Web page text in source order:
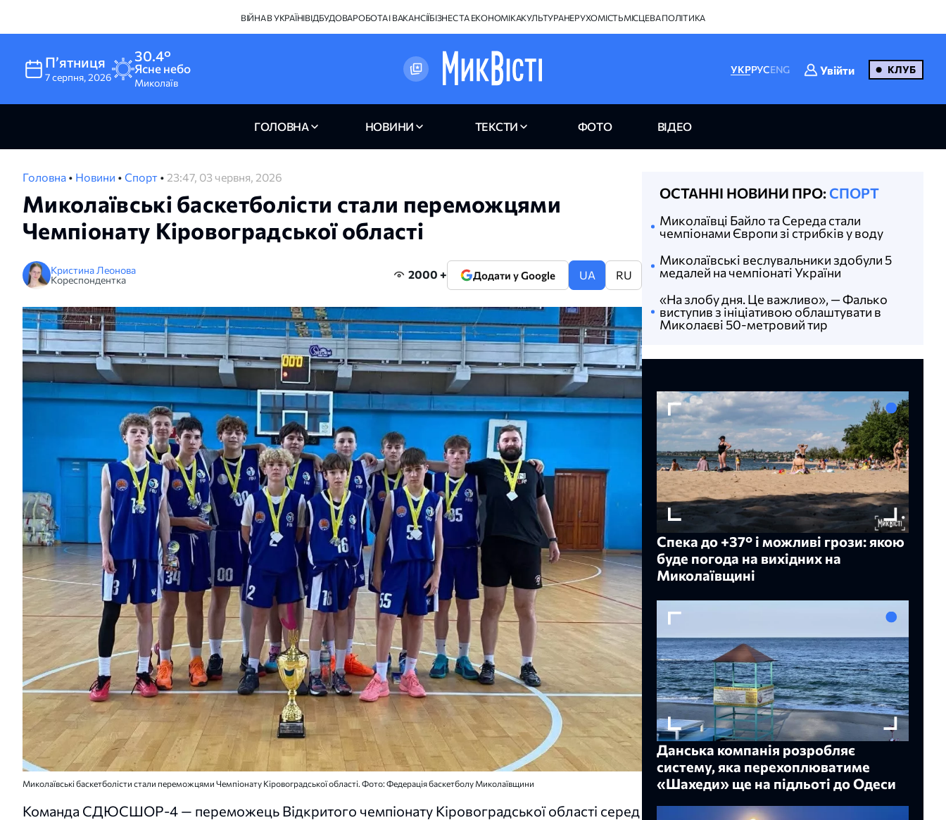
ВІЙНА В УКРАЇНІВІДБУДОВАРОБОТА І ВАКАНСІЇБІЗНЕС ТА ЕКОНОМІКАКУЛЬТУРАНЕРУХОМІСТЬМІСЦЕВА ПОЛІТИКА
Пʼятниця
7серпня,2026
30.4°
Ясне небо
Миколаїв
УКРРУСENG Увійти КЛУБ
ГОЛОВНА НОВИНИ ТЕКСТИ ФОТО ВІДЕО
Головна • Новини • Спорт • 23:47, 03 червня, 2026
Миколаївські баскетболісти стали переможцями
Чемпіонату Кіровоградської області
Кристина Леонова
Кореспондентка
2000 + Додати у Google UA RU
Миколаївські баскетболісти стали переможцями Чемпіонату Кіровоградської області. Фото: Федерація баскетболу Миколаївщини
Команда СДЮСШОР-4 — переможець Відкритого чемпіонату Кіровоградської області серед
ОСТАННІ НОВИНИ ПРО: СПОРТ
Миколаївці Байло та Середа стали
чемпіонами Європи зі стрибків у воду
Миколаївські веслувальники здобули 5
медалей на чемпіонаті України
«На злобу дня. Це важливо», — Фалько
виступив з ініціативою облаштувати в
Миколаєві 50-метровий тир
Спека до +37° і можливі грози: якою
буде погода на вихідних на
Миколаївщині
Данська компанія розробляє
систему, яка перехоплюватиме
«Шахеди» ще на підльоті до Одеси